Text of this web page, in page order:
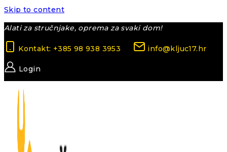
Skip to content
Alati za stručnjake, oprema za svaki dom!
Kontakt: +385 98 938 3953 info@kljuc17.hr
Login